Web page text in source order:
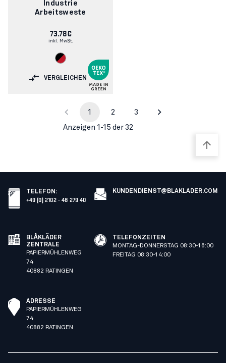
Industrie
Arbeitsweste
73.78€
inkl. MwSt.
VERGLEICHEN
1 2 3
Anzeigen 1-15 der 32
TELEFON :
+49 (0) 2102 - 48 279 40
KUNDENDIENST@BLAKLADER.COM
BLÅKLÄDER
ZENTRALE
PAPIERMÜHLENWEG
74
40882 RATINGEN
TELEFONZEITEN
MONTAG-DONNERSTAG 08:30-16:00
FREITAG 08:30-14:00
ADRESSE
PAPIERMÜHLENWEG
74
40882 RATINGEN